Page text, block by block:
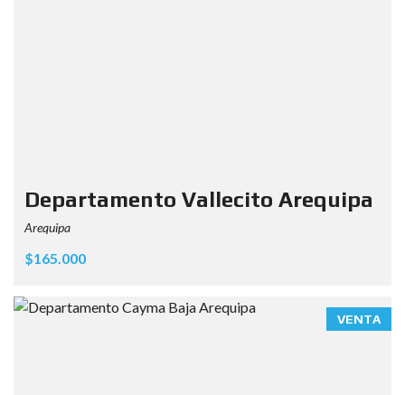
Departamento Vallecito Arequipa
Arequipa
$165.000
VENTA